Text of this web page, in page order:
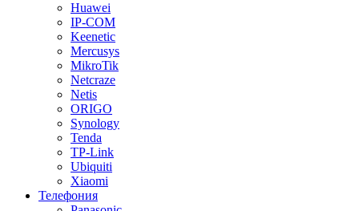
Huawei
IP-COM
Keenetic
Mercusys
MikroTik
Netcraze
Netis
ORIGO
Synology
Tenda
TP-Link
Ubiquiti
Xiaomi
Телефония